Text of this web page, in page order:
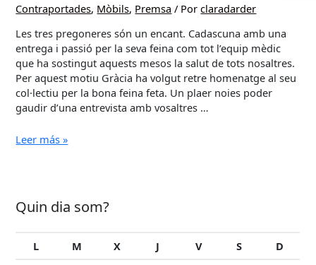
Contraportades, Mòbils, Premsa / Porclaradarder
Les tres pregoneres són un encant. Cadascuna amb una
entrega i passió per la seva feina com tot l’equip mèdic
que ha sostingut aquests mesos la salut de tots nosaltres.
Per aquest motiu Gràcia ha volgut retre homenatge al seu
col·lectiu per la bona feina feta. Un plaer noies poder
gaudir d’una entrevista amb vosaltres …
ELVIRA
FERNANDEZ
XÈNIA
Leer más »
Quin dia som?
L M X J V S
D